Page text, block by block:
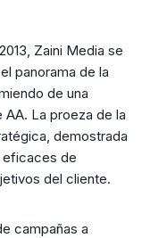
Zaini Media se
panorama de la
de una
La proeza de la
demostrada
eficaces de
del cliente.
campañas a